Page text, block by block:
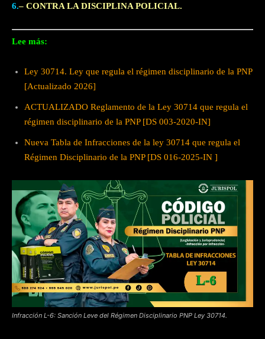
6.– CONTRA LA DISCIPLINA POLICIAL.
Lee más:
Ley 30714. Ley que regula el régimen disciplinario de la PNP
[Actualizado 2026]
ACTUALIZADO Reglamento de la Ley 30714 que regula el
régimen disciplinario de la PNP [DS 003-2020-IN]
Nueva Tabla de Infracciones de la ley 30714 que regula el
Régimen Disciplinario de la PNP [DS 016-2025-IN ]
Infracción L-6: Sanción Leve del Régimen Disciplinario PNP Ley 30714.